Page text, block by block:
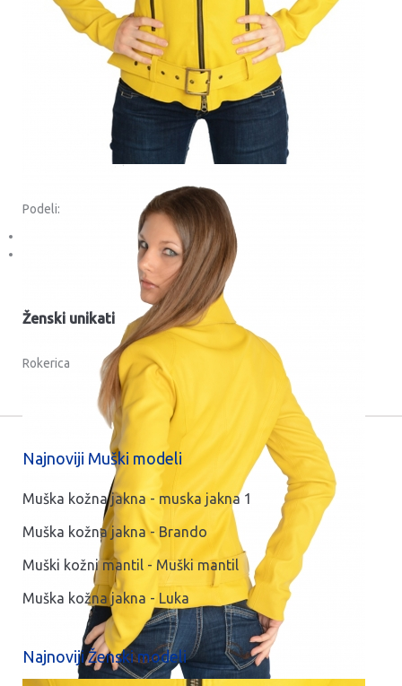
Podeli:
Ženski unikati
Rokerica
Najnoviji Muški modeli
Muška kožna jakna - muska jakna 1
Muška kožna jakna - Brando
Muški kožni mantil - Muški mantil
Muška kožna jakna - Luka
Najnoviji Ženski modeli